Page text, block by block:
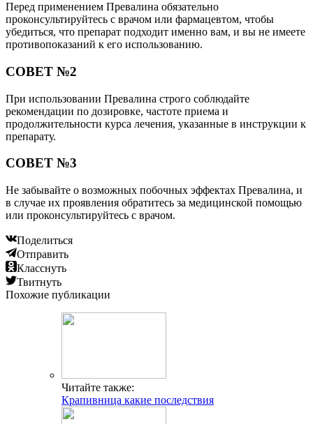
Перед применением Превалина обязательно
проконсультируйтесь с врачом или фармацевтом, чтобы
убедиться, что препарат подходит именно вам, и вы не имеете
противопоказаний к его использованию.
СОВЕТ №2
При использовании Превалина строго соблюдайте
рекомендации по дозировке, частоте приема и
продолжительности курса лечения, указанные в инструкции к
препарату.
СОВЕТ №3
Не забывайте о возможных побочных эффектах Превалина, и
в случае их проявления обратитесь за медицинской помощью
или проконсультируйтесь с врачом.
Поделиться
Отправить
Класснуть
Твитнуть
Похожие публикации
Читайте также:
Крапивница какие последствия